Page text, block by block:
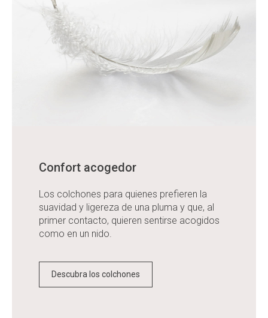
Confort acogedor
Los colchones para quienes prefieren la
suavidad y ligereza de una pluma y que, al
primer contacto, quieren sentirse acogidos
como en un nido.
Descubra los colchones